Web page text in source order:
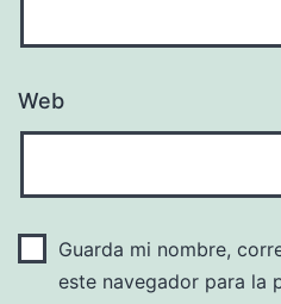
Web
Guarda mi nombre,
este navegador para la